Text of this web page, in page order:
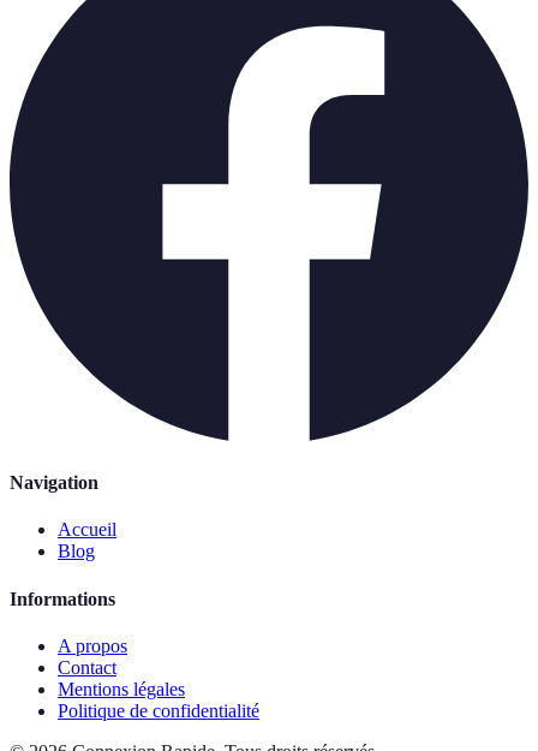
Navigation
Accueil
Blog
Informations
A propos
Contact
Mentions légales
Politique de confidentialité